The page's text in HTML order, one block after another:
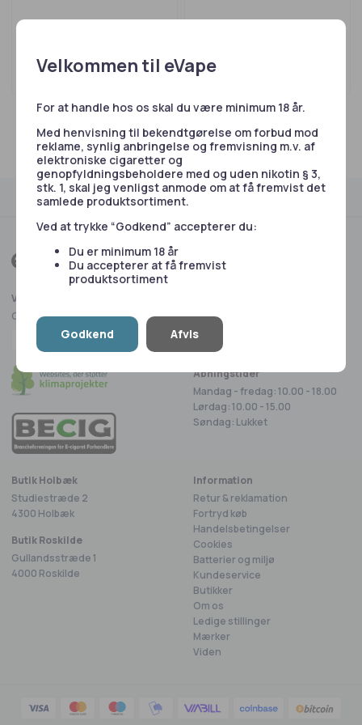
Velkommen til eVape
For at handle hos os skal du være minimum 18 år.
Med henvisning til bekendtgørelse om forbud mod
reklame, synlig anbringelse og fremvisning m.v. af
elektroniske cigaretter og
genopfyldningsbeholdere med og uden nikotin § 3,
stk. 1, skal jeg venligst anmode om at få fremvist det
samlede produktsortiment.
Ved at trykke “Godkend” accepterer du:
Du er minimum 18 år
Du accepterer at få fremvist
produktsortiment
Godkend Afvis
E-juice, Longfill, Qlivia
65,00kr.
E-juice, Longfill, Qlivia
65,00
Fragt fra 29 kr. 1-2 dages levering
Virksomhed
CVR-nr. 43494422
+45 53 55 51 51 (Roskilde)
+45
info@evape.dk
Åbningstider
Mandag - fredag: 10.00 - 18.00
Lørdag: 10.00 - 15.00
Søndag: Lukket
Butik Holbæk
Studiestræde 2
4300 Holbæk
Butik Roskilde
Gullandsstræde 1
4000 Roskilde
Information
Retur & reklamation
Fortryd køb
Handelsbetingelser
Cookies
Batterier og miljø
Kundeservice
Butikker
Om os
Ledige stillinger
Mærker
Viden